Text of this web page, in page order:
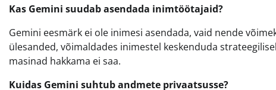
Kas Gemini suudab asendada inimtöötajaid?
Gemini eesmärk ei ole inimesi asendada, vaid nende
ülesanded, võimaldades inimestel keskenduda
masinad hakkama ei saa.
Kuidas Gemini suhtub andmete privaatsusse?